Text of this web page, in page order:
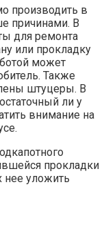
производить в
причинами. В
для ремонта
или прокладку
может
Также
штуцеры. В
ли у
внимание на
прокладки
нее уложить